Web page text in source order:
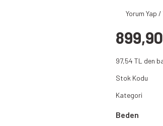
112 Paramedik Yelek
112 Acil Sağlık Polar
Paramedik Swit
Yorum Yap /
97,54 TL den
Stok Kodu
Kategori
Beden